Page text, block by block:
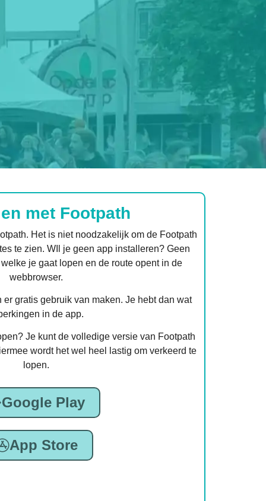
met Footpath
Het is niet noodzakelijk om de Footpath
te zien. WIl je geen app installeren? Geen
je gaat lopen en de route opent in de
webbrowser.
gratis gebruik van maken. Je hebt dan wat
in de app.
Je kunt de volledige versie van Footpath
wordt het wel heel lastig om verkeerd te
lopen.
Google Play
App Store